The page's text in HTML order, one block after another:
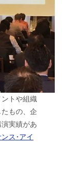
トや組織
もの、企
実績があ
ス･アイ